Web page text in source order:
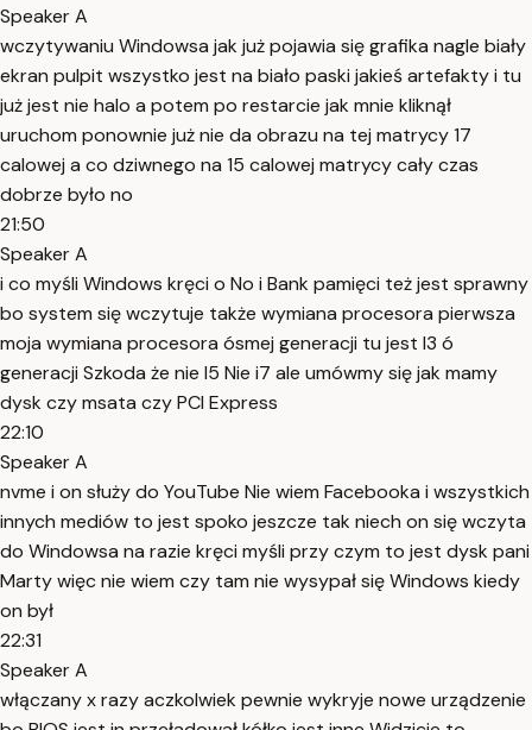
Speaker A
wczytywaniu Windowsa jak już pojawia się grafika nagle biały
ekran pulpit wszystko jest na biało paski jakieś artefakty i tu
już jest nie halo a potem po restarcie jak mnie kliknął
uruchom ponownie już nie da obrazu na tej matrycy 17
calowej a co dziwnego na 15 calowej matrycy cały czas
dobrze było no
21:50
Speaker A
i co myśli Windows kręci o No i Bank pamięci też jest sprawny
bo system się wczytuje także wymiana procesora pierwsza
moja wymiana procesora ósmej generacji tu jest I3 ó
generacji Szkoda że nie I5 Nie i7 ale umówmy się jak mamy
dysk czy msata czy PCI Express
22:10
Speaker A
nvme i on służy do YouTube Nie wiem Facebooka i wszystkich
innych mediów to jest spoko jeszcze tak niech on się wczyta
do Windowsa na razie kręci myśli przy czym to jest dysk pani
Marty więc nie wiem czy tam nie wysypał się Windows kiedy
on był
22:31
Speaker A
włączany x razy aczkolwiek pewnie wykryje nowe urządzenie